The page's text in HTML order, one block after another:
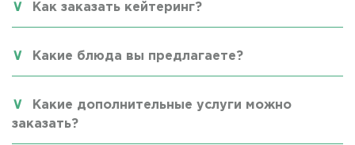
Как заказать кейтеринг?
Какие блюда вы предлагаете?
Какие дополнительные услуги можно
заказать?